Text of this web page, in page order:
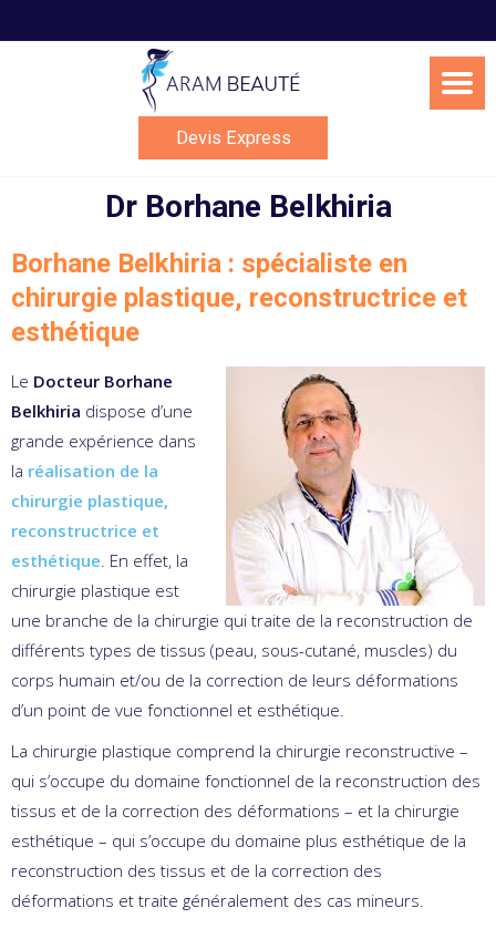
to
Devis Express
Dr Borhane Belkhiria
Borhane Belkhiria : spécialiste en
chirurgie plastique, reconstructrice et
esthétique
Le Docteur Borhane
Belkhiria dispose d’une
grande expérience dans
la réalisation de la
chirurgie plastique,
reconstructrice et
esthétique. En effet, la
chirurgie plastique est
une branche de la chirurgie qui traite de la reconstruction de
différents types de tissus (peau, sous-cutané, muscles) du
corps humain et/ou de la correction de leurs déformations
d’un point de vue fonctionnel et esthétique.
La chirurgie plastique comprend la chirurgie reconstructive –
qui s’occupe du domaine fonctionnel de la reconstruction des
tissus et de la correction des déformations – et la chirurgie
esthétique – qui s’occupe du domaine plus esthétique de la
reconstruction des tissus et de la correction des
déformations et traite généralement des cas mineurs.